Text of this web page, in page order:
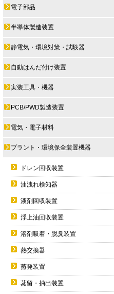
電子部品
半導体製造装置
静電気・環境対策・試験器
自動はんだ付け装置
実装工具・機器
PCB/PWD製造装置
電気・電子材料
プラント・環境保全装置機器
ドレン回収装置
油洩れ検知器
液剤回収装置
浮上油回収装置
溶剤吸着・脱臭装置
熱交換器
蒸発装置
蒸留・抽出装置